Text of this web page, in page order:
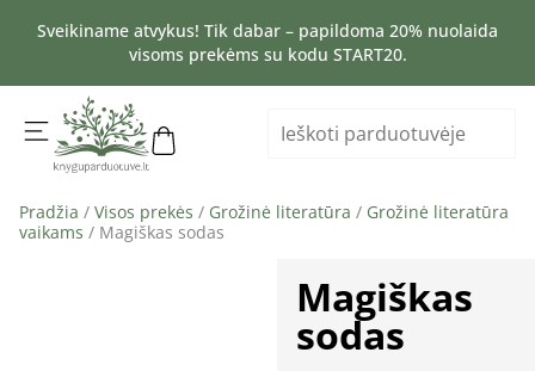
Sveikiname atvykus! Tik dabar – papildoma 20% nuolaida
visoms prekėms su kodu START20.
Pradžia / Visos prekės / Grožinė literatūra / Grožinė literatūra
vaikams / Magiškas sodas
Magiškas
sodas